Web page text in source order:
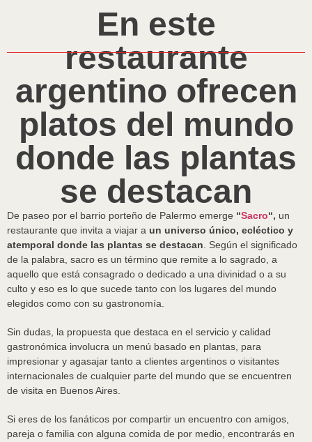
En este
restaurante
argentino ofrecen
platos del mundo
donde las plantas
se destacan
De paseo por el barrio porteño de Palermo emerge “Sacro“, un
restaurante que invita a viajar a un universo único, ecléctico y
atemporal donde las plantas se destacan . Según el significado
de la palabra, sacro es un término que remite a lo sagrado, a
aquello que está consagrado o dedicado a una divinidad o a su
culto y eso es lo que sucede tanto con los lugares del mundo
elegidos como con su gastronomía.
Sin dudas, la propuesta que destaca en el servicio y calidad
gastronómica involucra un menú basado en plantas, para
impresionar y agasajar tanto a clientes argentinos o visitantes
internacionales de cualquier parte del mundo que se encuentren
de visita en Buenos Aires.
Si eres de los fanáticos por compartir un encuentro con amigos,
pareja o familia con alguna comida de por medio, encontrarás en